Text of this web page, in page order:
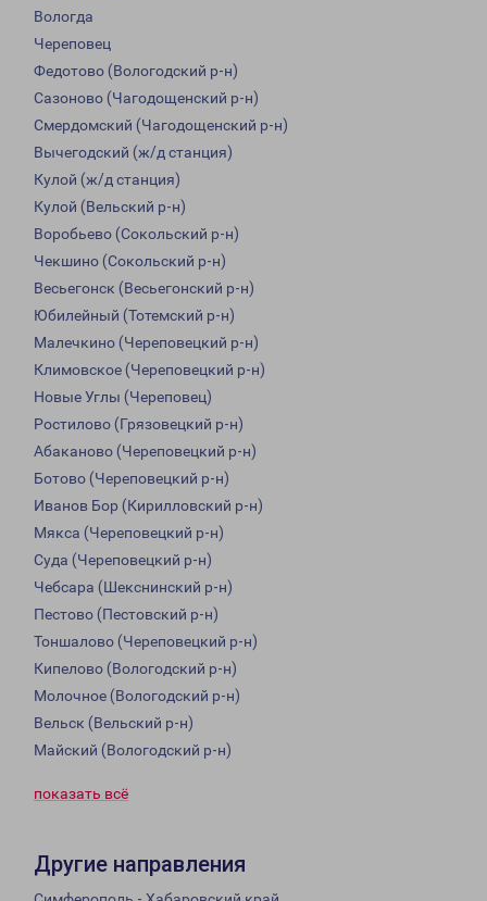
Вологда
Череповец
Федотово (Вологодский р-н)
Сазоново (Чагодощенский р-н)
Смердомский (Чагодощенский р-н)
Вычегодский (ж/д станция)
Кулой (ж/д станция)
Кулой (Вельский р-н)
Воробьево (Сокольский р-н)
Чекшино (Сокольский р-н)
Весьегонск (Весьегонский р-н)
Юбилейный (Тотемский р-н)
Малечкино (Череповецкий р-н)
Климовское (Череповецкий р-н)
Новые Углы (Череповец)
Ростилово (Грязовецкий р-н)
Абаканово (Череповецкий р-н)
Ботово (Череповецкий р-н)
Иванов Бор (Кирилловский р-н)
Мякса (Череповецкий р-н)
Суда (Череповецкий р-н)
Чебсара (Шекснинский р-н)
Пестово (Пестовский р-н)
Тоншалово (Череповецкий р-н)
Кипелово (Вологодский р-н)
Молочное (Вологодский р-н)
Вельск (Вельский р-н)
Майский (Вологодский р-н)
показать всё
Другие направления